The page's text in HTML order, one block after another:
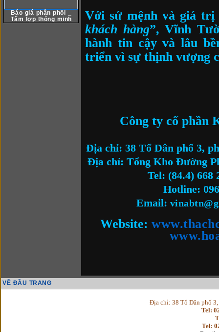
Báo giá phân phối _
Tấm lợp thông minh
Với sứ mệnh và giá
khách hàng”, Vĩnh
hành tin cậy và lâu
triển vì sự thịnh vượng
Công ty cổ phần
Địa chỉ: 38 Tổ Dân phố 3,
Địa chỉ: Tổng Kho Đường
Tel: (84.4) 668
Hotline:
Email:
Website:
VỀ ĐẦU TRANG
Địa chỉ: 38 Tổ Dân phố
Tel:
Tel: